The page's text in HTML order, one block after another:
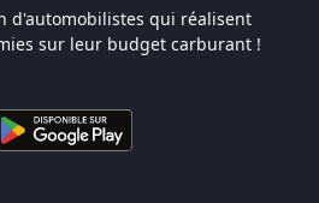
d'automobilistes qui réalisent
sur leur budget carburant !